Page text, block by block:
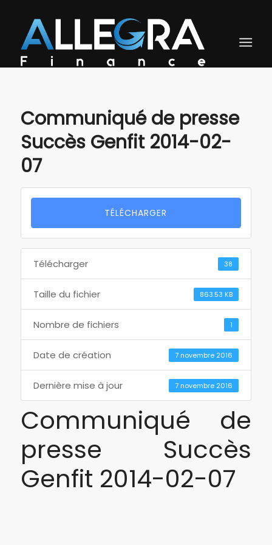
Communiqué de presse
Succès Genfit 2014-02-
07
TÉLÉCHARGER
Télécharger 38
Taille du fichier 863.53 KB
Nombre de fichiers 1
Date de création 7 novembre 2016
Dernière mise à jour 7 novembre 2016
Communiqué de
presse Succès
Genfit 2014-02-07